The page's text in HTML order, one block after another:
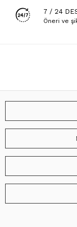
7 / 24
Öneri ve